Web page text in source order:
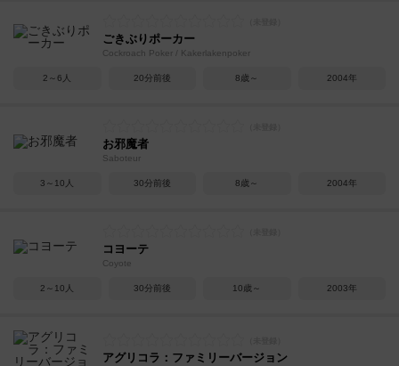
ごきぶりポーカー
Cockroach Poker / Kakerlakenpoker
2～6人 20分前後 8歳～ 2004年
お邪魔者
Saboteur
3～10人 30分前後 8歳～ 2004年
コヨーテ
Coyote
2～10人 30分前後 10歳～ 2003年
アグリコラ：ファミリーバージョン